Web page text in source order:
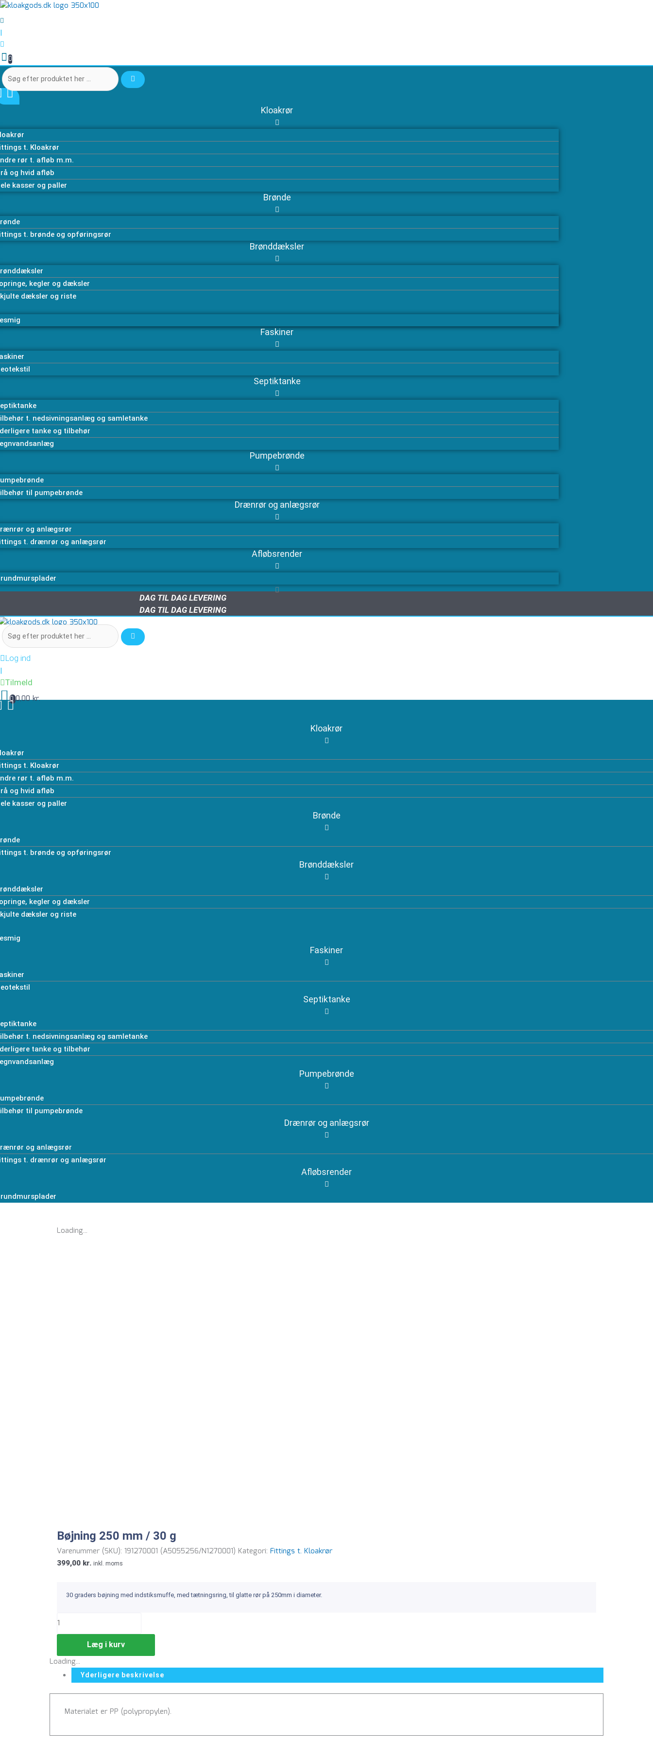
Gå
til
indholdet
|
0
Søg
efter
her
…
Kloakrør
t. Kloakrør
rør t. afløb m.m.
og hvid afløb
kasser og paller
Brønde
t. brønde og opføringsrør
Brønddæksler
kegler og dæksler
dæksler og riste
Faskiner
Septiktanke
t. nedsivningsanlæg og samletanke
tanke og tilbehør
Pumpebrønde
til pumpebrønde
Drænrør og anlægsrør
og anlægsrør
t. drænrør og anlægsrør
Afløbsrender
DAG TIL DAG LEVERING
DAG TIL DAG LEVERING
Søg
efter
her
…
Log ind
|
Tilmeld
0 0,00 kr.
Kloakrør
t. Kloakrør
rør t. afløb m.m.
og hvid afløb
kasser og paller
Brønde
t. brønde og opføringsrør
Brønddæksler
kegler og dæksler
dæksler og riste
Faskiner
Septiktanke
t. nedsivningsanlæg og samletanke
tanke og tilbehør
Pumpebrønde
til pumpebrønde
Drænrør og anlægsrør
og anlægsrør
t. drænrør og anlægsrør
Afløbsrender
Loading...
Bøjning 250 mm / 30 g
Varenummer (SKU): 191270001 (A5055256/N1270001) Kategori: Fittings t. Kloakrør
399,00 kr. inkl. moms
30 graders bøjning med indstiksmuffe, med tætningsring, til glatte rør på 250mm i diameter.
Bøjning
g
antal
Læg i kurv
Loading...
Yderligere beskrivelse
Materialet er PP (polypropylen).